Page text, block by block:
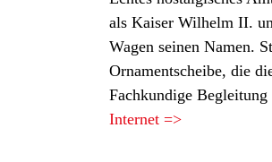
als Kaiser Wilhelm II.
Wagen seinen Namen.
Ornamentscheibe, die
Fachkundige
Internet =>